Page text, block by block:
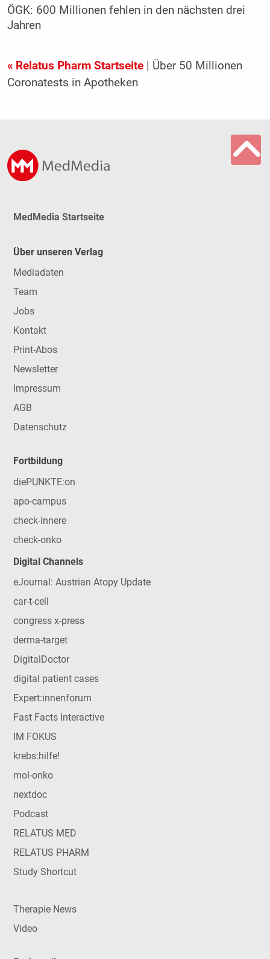
ÖGK: 600 Millionen fehlen in den nächsten drei
Jahren
« Relatus Pharm Startseite| Über 50 Millionen
Coronatests in Apotheken
MedMedia Startseite
Über unseren Verlag
Mediadaten
Team
Jobs
Kontakt
Print-Abos
Newsletter
Impressum
AGB
Datenschutz
Fortbildung
diePUNKTE:on
apo-campus
check-innere
check-onko
Digital Channels
eJournal: Austrian Atopy Update
car-t-cell
congress x-press
derma-target
DigitalDoctor
digital patient cases
Expert:innenforum
Fast Facts Interactive
IM FOKUS
krebs:hilfe!
mol-onko
nextdoc
Podcast
RELATUS MED
RELATUS PHARM
Study Shortcut
Therapie News
Video